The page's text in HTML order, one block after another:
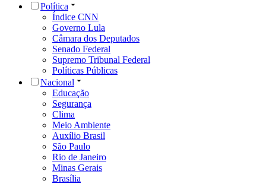
Política
Índice CNN
Governo Lula
Câmara dos Deputados
Senado Federal
Supremo Tribunal Federal
Políticas Públicas
Nacional
Educação
Segurança
Clima
Meio Ambiente
Auxílio Brasil
São Paulo
Rio de Janeiro
Minas Gerais
Brasília